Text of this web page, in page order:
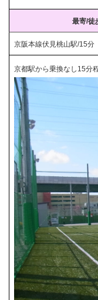
最寄/徒
京阪本線伏見桃山駅/15分
京都駅から乗換なし15分